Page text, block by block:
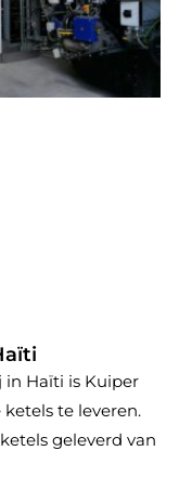
in Haïti is Kuiper
te leveren.
geleverd van